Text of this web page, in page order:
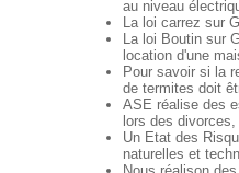
au niveau
La loi carrez sur
La loi Boutin sur
location d'une
Pour savoir si la
de termites doit
ASE réalise des
lors des
Un Etat des
naturelles et